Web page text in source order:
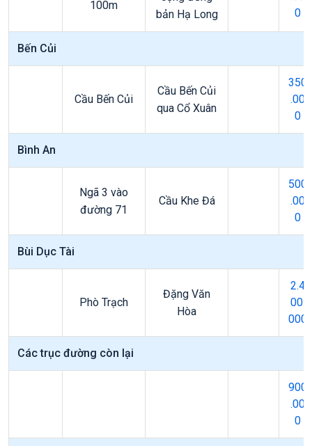
100m
bản Hạ Long
0
Bến Củi
Cầu Bến Củi
Cầu Bến Củi
qua Cổ Xuân
350
.00
0
Bình An
Ngã 3 vào
đường 71
Cầu Khe Đá
500
.00
0
Bùi Dục Tài
Phò Trạch
Đặng Văn
Hòa
2.4
00.
000
Các trục đường còn lại
900
.00
0